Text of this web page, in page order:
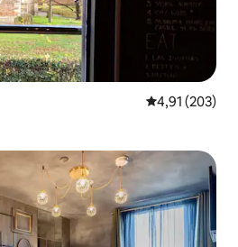
4,91 ud af 5 i
4,91 (203)